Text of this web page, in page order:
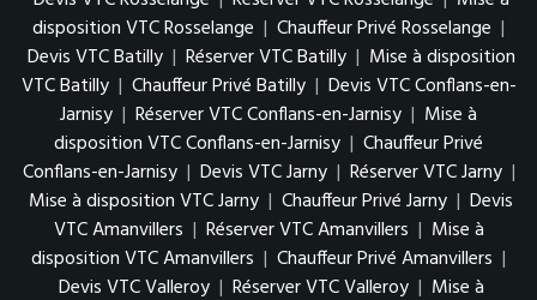
disposition VTC Rosselange | Chauffeur Privé Rosselange |
Devis VTC Batilly | Réserver VTC Batilly | Mise à disposition
VTC Batilly | Chauffeur Privé Batilly | Devis VTC Conflans-en-
Jarnisy | Réserver VTC Conflans-en-Jarnisy | Mise à
disposition VTC Conflans-en-Jarnisy | Chauffeur Privé
Conflans-en-Jarnisy | Devis VTC Jarny | Réserver VTC Jarny |
Mise à disposition VTC Jarny | Chauffeur Privé Jarny | Devis
VTC Amanvillers | Réserver VTC Amanvillers | Mise à
disposition VTC Amanvillers | Chauffeur Privé Amanvillers |
Devis VTC Valleroy | Réserver VTC Valleroy | Mise à